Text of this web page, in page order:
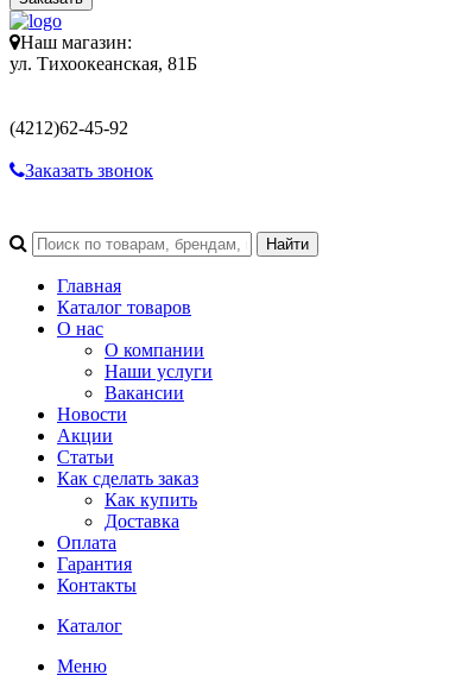
Наш магазин:
ул. Тихоокеанская, 81Б
(4212)62-45-92
Заказать звонок
Главная
Каталог товаров
О нас
О компании
Наши услуги
Вакансии
Новости
Акции
Статьи
Как сделать заказ
Как купить
Доставка
Оплата
Гарантия
Контакты
Каталог
Меню